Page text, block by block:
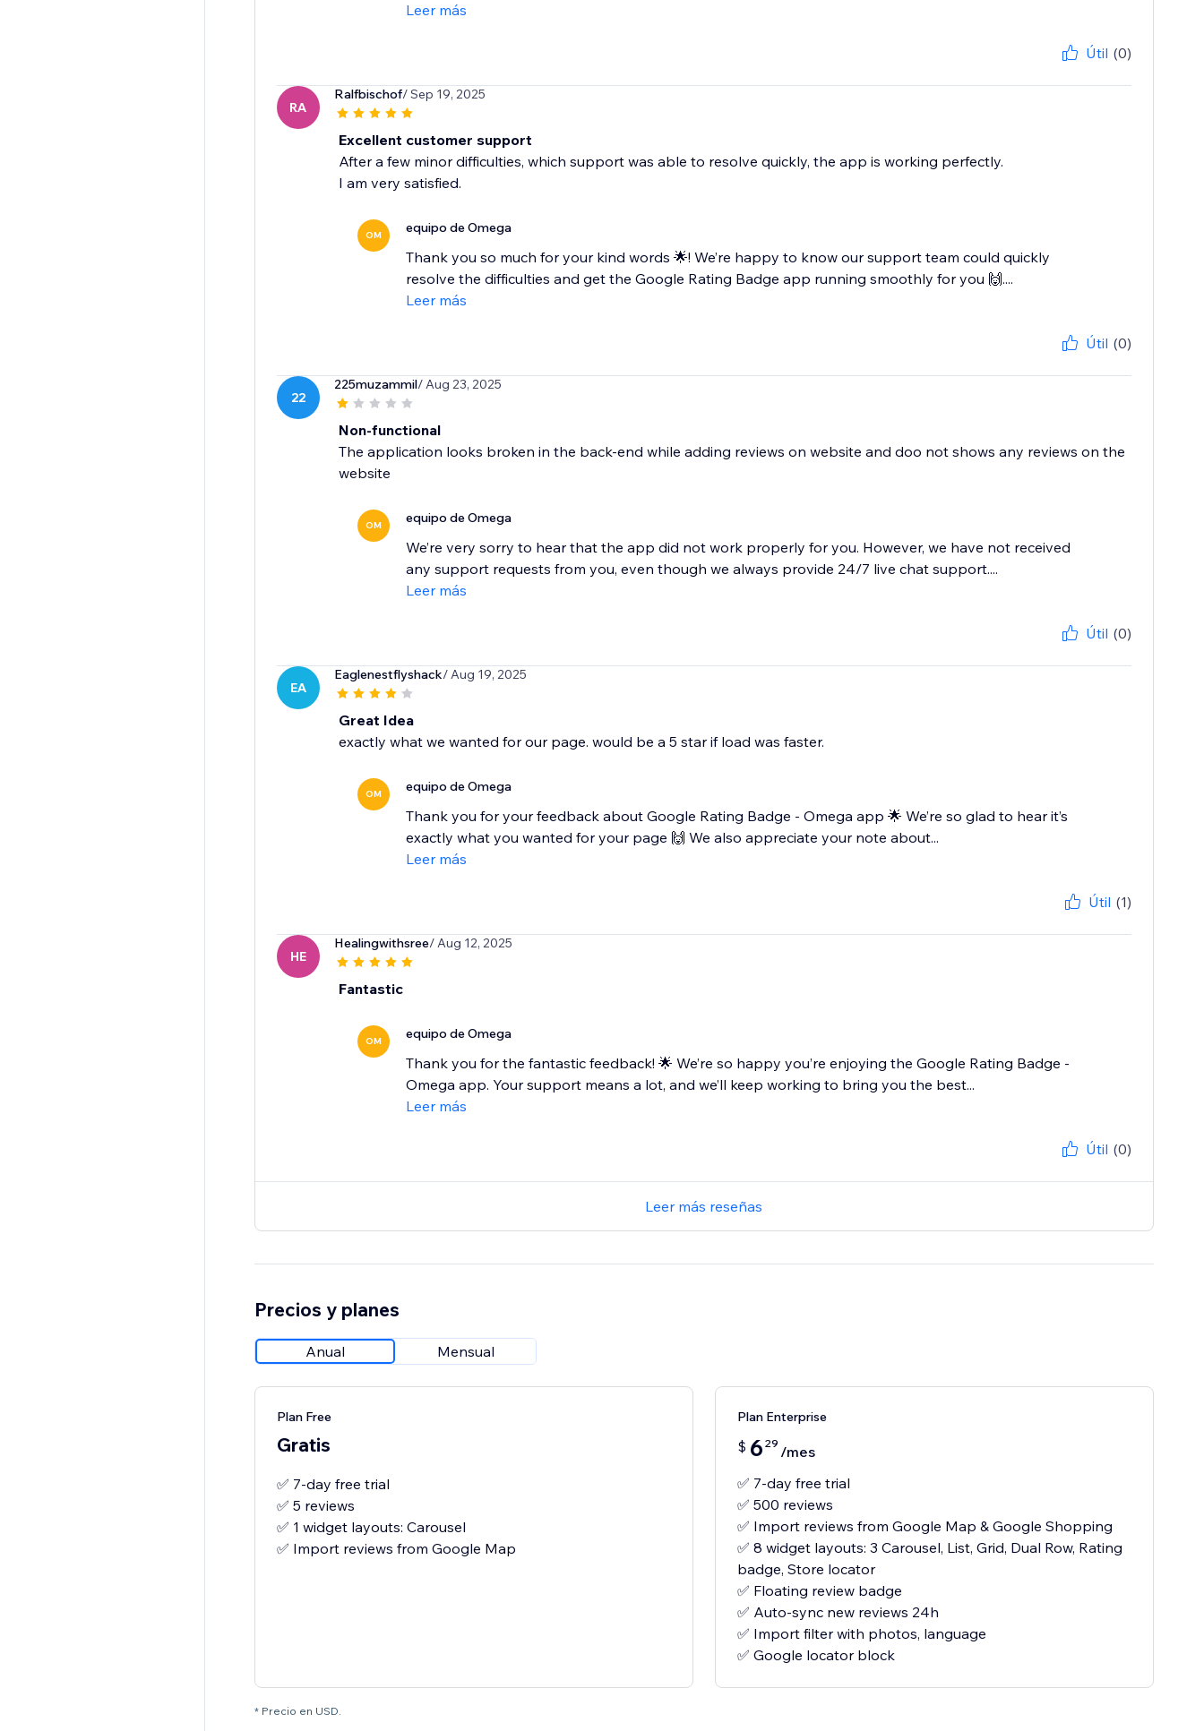
Leer más
Útil (0)
RA
Ralfbischof/ Sep 19, 2025
Excellent customer support
After a few minor difficulties, which support was able to resolve quickly, the app is working perfectly.
I am very satisfied.
OM equipo de Omega
Thank you so much for your kind words 🌟! We’re happy to know our support team could quickly
resolve the difficulties and get the Google Rating Badge app running smoothly for you 🙌....
Leer más
Útil (0)
22
225muzammil/ Aug 23, 2025
Non-functional
The application looks broken in the back-end while adding reviews on website and doo not shows any reviews on the
website
OM equipo de Omega
We’re very sorry to hear that the app did not work properly for you. However, we have not received
any support requests from you, even though we always provide 24/7 live chat support....
Leer más
Útil (0)
EA
Eaglenestflyshack/ Aug 19, 2025
Great Idea
exactly what we wanted for our page. would be a 5 star if load was faster.
OM equipo de Omega
Thank you for your feedback about Google Rating Badge - Omega app 🌟 We’re so glad to hear it’s
exactly what you wanted for your page 🙌 We also appreciate your note about...
Leer más
Útil (1)
HE
Healingwithsree/ Aug 12, 2025
Fantastic
OM equipo de Omega
Thank you for the fantastic feedback! 🌟 We’re so happy you’re enjoying the Google Rating Badge -
Omega app. Your support means a lot, and we’ll keep working to bring you the best...
Leer más
Útil (0)
Leer más reseñas
Precios y planes
Anual Mensual
Plan Free
Gratis
✅ 7-day free trial
✅ 5 reviews
✅ 1 widget layouts: Carousel
✅ Import reviews from Google Map
Plan Enterprise
$ 6 29 /mes
✅ 7-day free trial
✅ 500 reviews
✅ Import reviews from Google Map & Google Shopping
✅ 8 widget layouts: 3 Carousel, List, Grid, Dual Row, Rating
badge, Store locator
✅ Floating review badge
✅ Auto-sync new reviews 24h
✅ Import filter with photos, language
✅ Google locator block
* Precio en USD.